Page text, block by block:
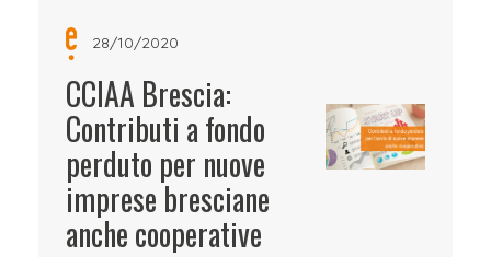
28/10/2020
CCIAA Brescia:
Contributi a fondo
perduto per nuove
imprese bresciane
anche cooperative